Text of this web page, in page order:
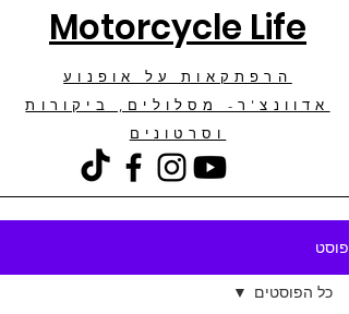
Motorcycle Life
הרפתקאות על אופנוע
אדוונצ'ר- מסלולים, ביקורות
וסרטונים
פוסט
כל הפוסטים